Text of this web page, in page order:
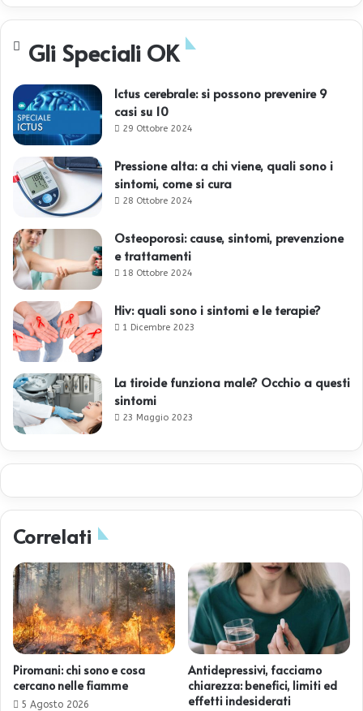
Gli Speciali OK
Ictus cerebrale: si possono prevenire 9
casi su 10
29 Ottobre 2024
Pressione alta: a chi viene, quali sono i
sintomi, come si cura
28 Ottobre 2024
Osteoporosi: cause, sintomi, prevenzione
e trattamenti
18 Ottobre 2024
Hiv: quali sono i sintomi e le terapie?
1 Dicembre 2023
La tiroide funziona male? Occhio a questi
sintomi
23 Maggio 2023
Correlati
Piromani: chi sono e cosa
cercano nelle fiamme
5 Agosto 2026
Antidepressivi, facciamo
chiarezza: benefici, limiti ed
effetti indesiderati